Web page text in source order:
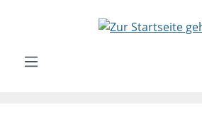
Zum Hauptinhalt springen